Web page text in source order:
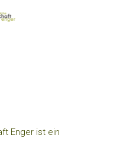
Enger ist ein